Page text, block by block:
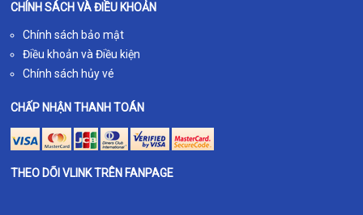
CHÍNH SÁCH VÀ ĐIỀU KHOẢN
Chính sách bảo mật
Điều khoản và Điều kiện
Chính sách hủy vé
CHẤP NHẬN THANH TOÁN
THEO DÕI VLINK TRÊN FANPAGE